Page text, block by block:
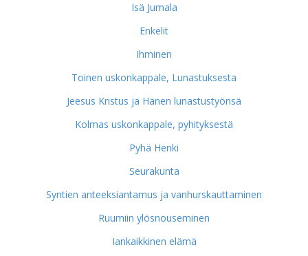
Isä Jumala
Enkelit
Ihminen
Toinen uskonkappale, Lunastuksesta
Jeesus Kristus ja Hänen lunastustyönsä
Kolmas uskonkappale, pyhityksestä
Pyhä Henki
Seurakunta
Syntien anteeksiantamus ja vanhurskauttaminen
Ruumiin ylösnouseminen
Iankaikkinen elämä